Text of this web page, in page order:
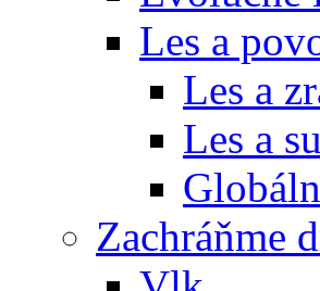
Les a
Les a
Les a
Zachráňme